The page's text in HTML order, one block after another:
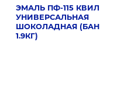
ЭМАЛЬ ПФ-115 КВИЛ
УНИВЕРСАЛЬНАЯ
ШОКОЛАДНАЯ (БАН
1.9КГ)